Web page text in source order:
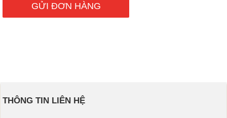
THÔNG TIN LIÊN HỆ